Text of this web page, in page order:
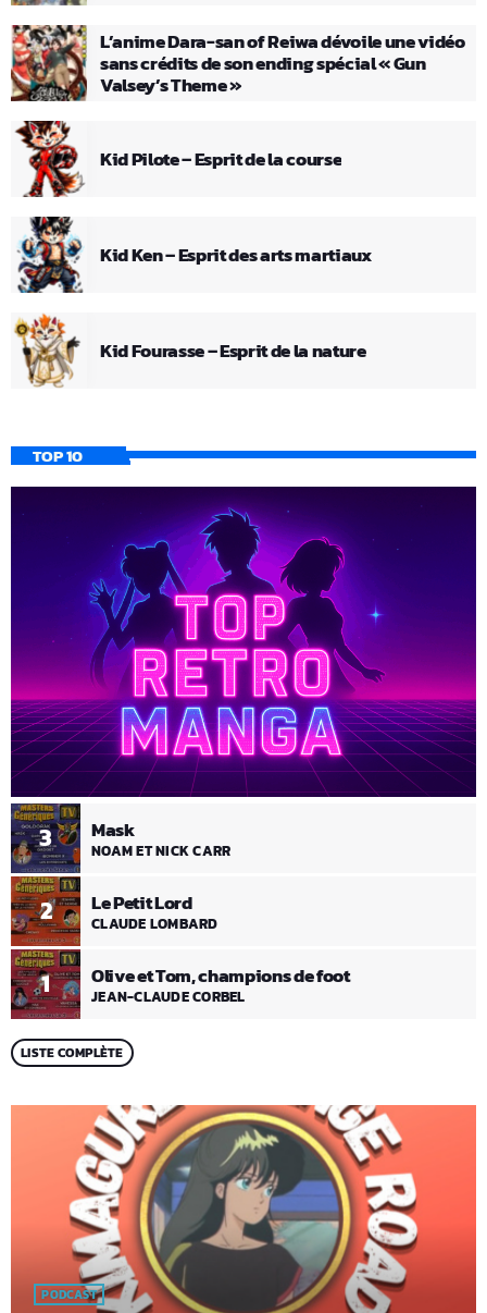
L’anime Dara-san of Reiwa dévoile une vidéo
sans crédits de son ending spécial « Gun
Valsey’s Theme »
Kid Pilote – Esprit de la course
Kid Ken – Esprit des arts martiaux
Kid Fourasse – Esprit de la nature
TOP 10
1 Olive et Tom, champions de foot
JEAN-CLAUDE CORBEL
2 Le Petit Lord
CLAUDE LOMBARD
3 Mask
NOAM ET NICK CARR
LISTE COMPLÈTE
PODCAST